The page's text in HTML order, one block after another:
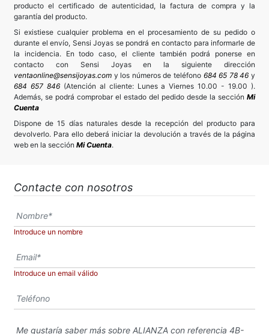
producto el certificado de autenticidad, la factura de compra y la
garantía del producto.
Si existiese cualquier problema en el procesamiento de su pedido o
durante el envío, Sensi Joyas se pondrá en contacto para informarle de
la incidencia. En todo caso, el cliente también podrá ponerse en
contacto con Sensi Joyas en la siguiente dirección
ventaonline@sensijoyas.com y los números de teléfono 684 65 78 46 y
684 657 846(Atención al cliente: Lunes a Viernes 10.00 - 19.00 ).
Además, se podrá comprobar el estado del pedido desde la sección Mi
Cuenta
Dispone de 15 días naturales desde la recepción del producto para
devolverlo. Para ello deberá iniciar la devolución a través de la página
web en la sección Mi Cuenta.
Contacte con nosotros
Introduce un nombre
Introduce un email válido